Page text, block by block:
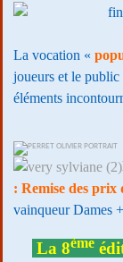
La vocation «
joueurs et le public
éléments
: Remise des prix
vainqueur Dames
La 8ème